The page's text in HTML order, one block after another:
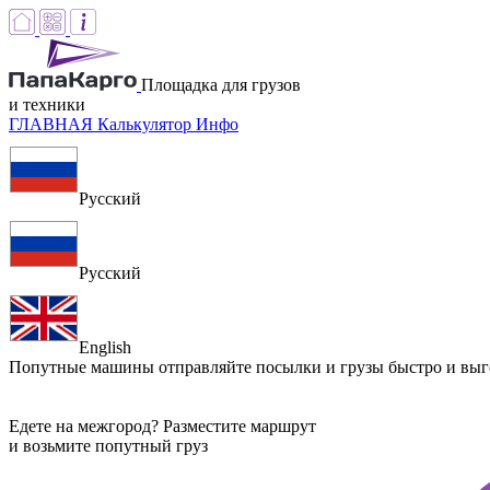
Площадка для грузов
и техники
ГЛАВНАЯ Калькулятор Инфо
Русский
Русский
English
Попутные машины отправляйте посылки и грузы быстро и
Едете на межгород? Разместите маршрут
и возьмите попутный груз